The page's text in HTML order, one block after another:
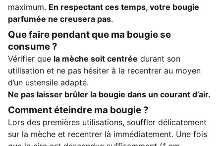
maximum. En respectant ces temps, votre bougie
parfumée ne creusera pas.
Que faire pendant que ma bougie se
consume ?
Vérifier que la mèche soit centrée durant son
utilisation et ne pas hésiter à la recentrer au moyen
d’un ustensile adapté.
Ne pas laisser brûler la bougie dans un courant d’air.
Comment éteindre ma bougie ?
Lors des premières utilisations, souffler délicatement
sur la mèche et recentrer là immédiatement. Une fois